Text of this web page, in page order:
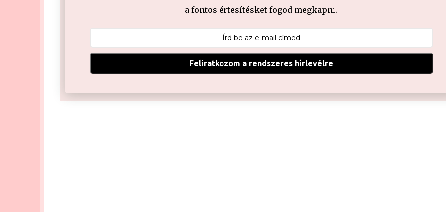
a fontos értesítésket fogod megkapni.
Feliratkozom a rendszeres hírlevélre